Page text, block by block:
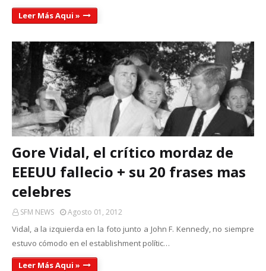
Leer Más Aqui »
Gore Vidal, el crítico mordaz de
EEEUU fallecio + su 20 frases mas
celebres
SFM NEWS Agosto 01, 2012
Vidal, a la izquierda en la foto junto a John F. Kennedy, no siempre
estuvo cómodo en el establishment polític…
Leer Más Aqui »